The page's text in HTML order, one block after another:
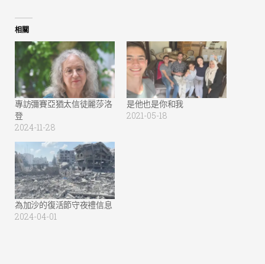
相關
專訪彌賽亞猶太信徒麗莎洛
登
2024-11-28
是他也是你和我
2021-05-18
為加沙的復活節守夜禮信息
2024-04-01